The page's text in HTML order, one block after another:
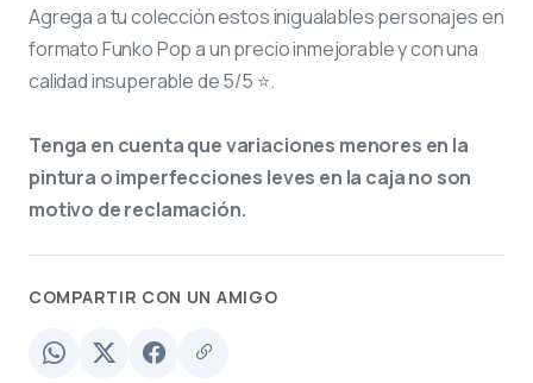
Agrega a tu colección estos inigualables personajes en
formato Funko Pop a un precio inmejorable y con una
calidad insuperable de 5/5 ⭐.
Tenga en cuenta que variaciones menores en la
pintura o imperfecciones leves en la caja no son
motivo de reclamación.
COMPARTIR CON UN AMIGO